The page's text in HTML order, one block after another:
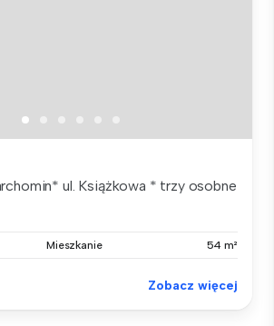
ul. Książkowa * trzy osobne
Mieszkanie 54 m²
Zobacz więcej